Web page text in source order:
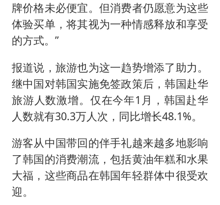
牌价格未必便宜。但消费者仍愿意为这些
体验买单，将其视为一种情感释放和享受
的方式。”
报道说，旅游也为这一趋势增添了助力。
继中国对韩国实施免签政策后，韩国赴华
旅游人数激增。仅在今年1月，韩国赴华
人数就有30.3万人次，同比增长48.1%。
游客从中国带回的伴手礼越来越多地影响
了韩国的消费潮流，包括黄油年糕和水果
大福，这些商品在韩国年轻群体中很受欢
迎。